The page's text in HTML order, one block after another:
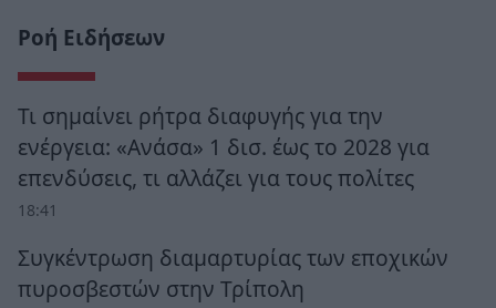
Ροή Ειδήσεων
Τι σημαίνει ρήτρα διαφυγής για την
ενέργεια: «Ανάσα» 1 δισ. έως το 2028 για
επενδύσεις, τι αλλάζει για τους πολίτες
18:41
Συγκέντρωση διαμαρτυρίας των εποχικών
πυροσβεστών στην Τρίπολη